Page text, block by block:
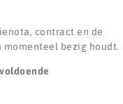
contract en de
bezig houdt.